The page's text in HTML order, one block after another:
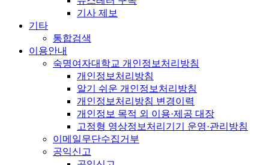
기사 제보
기타
통합검색
이용안내
숙명여자대학교 개인정보처리방침
개인정보처리방침
알기 쉬운 개인정보처리방침
개인정보처리방침 변경이력
개인정보 목적 외 이용·제공 대장
고정형 영상정보처리기기 운영·관리방침
이메일무단수집거부
공익신고